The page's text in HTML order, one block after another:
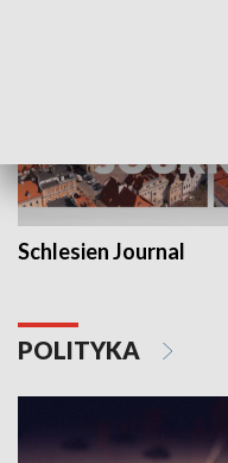
Schlesien Journal
POLITYKA